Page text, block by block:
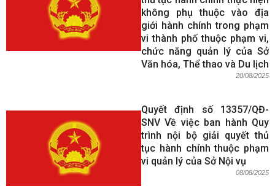
không phụ thuộc vào địa
giới hành chính trong phạm
vi thành phố thuộc phạm vi,
chức năng quản lý của Sở
Văn hóa, Thể thao và Du lịch
20/08/2025
Quyết định số 13357/QĐ-
SNV Về việc ban hành Quy
trình nội bộ giải quyết thủ
tục hành chính thuộc phạm
vi quản lý của Sở Nội vụ
08/08/2025